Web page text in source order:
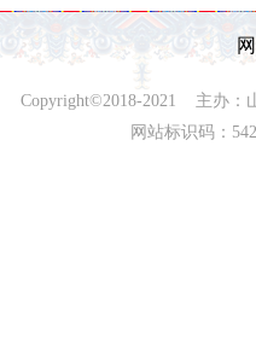
Copyright©2018-2021 主办：
网站标识码：